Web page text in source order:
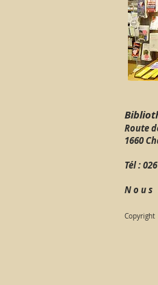
Route
1660
Tél :
N o u s
Copyright